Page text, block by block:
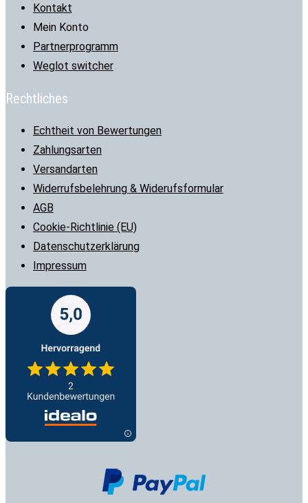
Kontakt
Mein Konto
Partnerprogramm
Weglot switcher
Rechtliches
Echtheit von Bewertungen
Zahlungsarten
Versandarten
Widerrufsbelehrung & Widerufsformular
AGB
Cookie-Richtlinie (EU)
Datenschutzerklärung
Impressum